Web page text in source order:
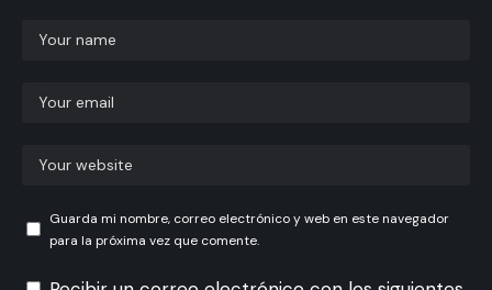
Guarda mi nombre, correo electrónico y web en este navegador
para la próxima vez que comente.